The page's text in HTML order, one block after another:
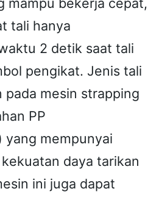
tali hanya
2 detik saat tali
pengikat. Jenis tali
pada mesin strapping
PP
yang mempunyai
daya tarikan
ini juga dapat